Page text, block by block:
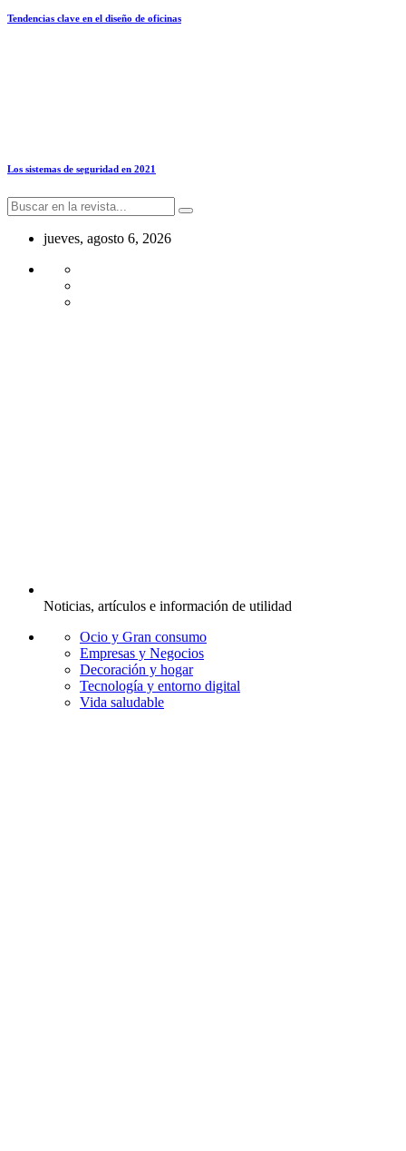
Tendencias clave en el diseño de oficinas
Los sistemas de seguridad en 2021
jueves, agosto 6, 2026
Noticias, artículos e información de utilidad
Ocio y Gran consumo
Empresas y Negocios
Decoración y hogar
Tecnología y entorno digital
Vida saludable